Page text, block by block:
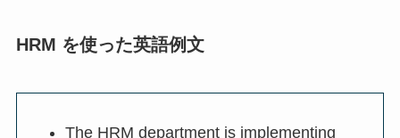
HRM を使った英語例文
The HRM department is implementing